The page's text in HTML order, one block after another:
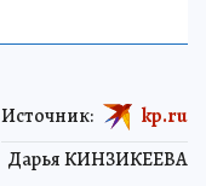
Дарья КИНЗИКЕЕВА
Источник: kp.ru